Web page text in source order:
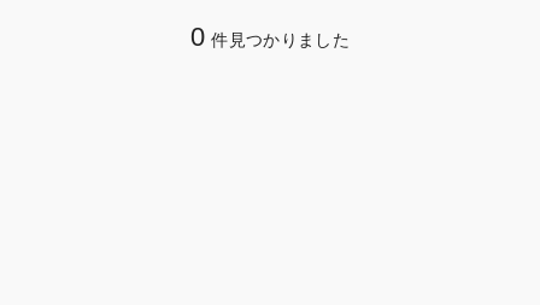
0 件見つかりました